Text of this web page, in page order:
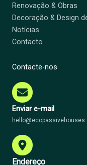
Renovação & Obras
Decoração & Design
Notícias
Contacto
Contacte-nos
Enviar e-mail
Endereço